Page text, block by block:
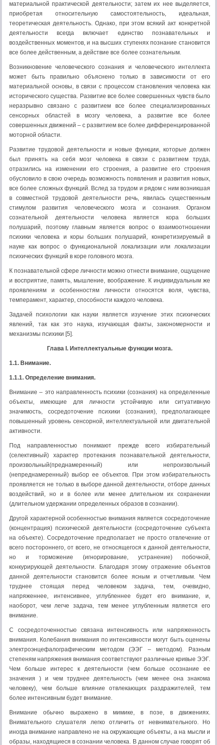
материальной практической деятельности; затем их нее выделяется,
приобретая относительную самостоятельность, идеальная,
теоретическая деятельность. Однако, при этом всякий акт конкретной
деятельности всегда включает единство познавательных и
воздейственных моментов, и на высших ступенях познание становится
все более действенным, а действие все более сознательным.
Возникновение человеческого сознания и человеческого интеллекта
может быть правильно объяснено только в зависимости от его
материальной основы, в связи с процессом становления человека как
исторического существа. Развитие все более совершенных чувств было
неразрывно связано с развитием все более специализированных
сенсорных областей в мозгу человека, а развитие все более
совершенных движений – с развитием все более дифференцированной
моторной области.
Развитие трудовой деятельности и новые функции, которые должен
был принять на себя мозг человека в связи с развитием труда,
отразились на изменении его строения, а развитие его строения
обусловило в свою очередь возможность появления и развития новых,
все более сложных функций. Вслед за трудом и рядом с ним возникшая
в совместной трудовой деятельности речь, явилась существенным
стимулом развития человеческого мозга и сознания. Органом
сознательной деятельности человека является кора больших
полушарий, поэтому главным является вопрос о взаимоотношении
психики человека и коры больших полушарий, конкретизируемый в
науке как вопрос о функциональной локализации или локализации
психических функций в коре головного мозга.
К познавательной сфере личности можно отнести внимание, ощущение
и восприятие, память, мышление, воображение. К индивидуальным же
проявлениям и особенностям личности относятся воля, чувства,
темперамент, характер, способности каждого человека.
Задачей психологии как науки является изучение этих психических
явлений, так как это наука, изучающая факты, закономерности и
механизмы психики [5].
Глава I. Интеллектуальные функции мозга.
1.1. Внимание.
1.1.1. Определение внимания.
Внимание – это направленность психики (сознания) на определенные
объекты, имеющие для личности устойчивую или ситуативную
значимость, сосредоточение психики (сознания), предполагающее
повышенный уровень сенсорной, интеллектуальной или двигательной
активности.
Под направленностью понимают прежде всего избирательный
(селективный) характер протекания познавательной деятельности,
произвольный(преднамеренный) или непроизвольный
(непреднамеренный) выбор ее объектов. При этом избирательность
проявляется не только в выборе данной деятельности, отборе данных
воздействий, но и в более или менее длительном их сохранении
(длительном удержании определенных образов в сознании).
Другой характерной особенностью внимания является сосредоточение
(концентрация) психической деятельности (сосредоточение субъекта
на объекте). Сосредоточение предполагает не просто отвлечение от
всего постороннего, от всего, не относящегося к данной деятельности,
но и торможение (игнорирование, устранение) побочной,
конкурирующей деятельности. Благодаря этому отражение объектов
данной деятельности становится более ясным и отчетливым. Чем
труднее стоящая перед человеком задача, тем, очевидно,
напряженнее, интенсивнее, углубленнее будет его внимание, и,
наоборот, чем легче задача, тем менее углубленным является его
внимание.
С сосредоточенностью связана интенсивность или напряженность
внимания. Колебания внимания по интенсивности могут быть оценены
электроэнцефалографическим методом (ЭЭГ – методом). Разным
степеням напряжения внимания соответствуют различные кривые ЭЭГ.
Чем больше интерес к деятельности (чем больше осознание ее
значения ) и чем труднее деятельность (чем менее она знакома
человеку), чем больше влияние отвлекающих раздражителей, тем
более интенсивным будет внимание.
Внимание обычно выражено в мимике, в позе, в движениях.
Внимательного слушателя легко отличить от невнимательного. Но
иногда внимание направлено не на окружающие объекты, а на мысли и
образы, находящиеся в сознании человека. В данном случае говорят об